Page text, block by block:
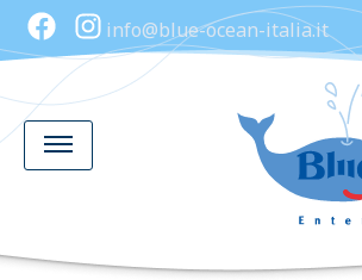
info@blue-ocean-italia.it